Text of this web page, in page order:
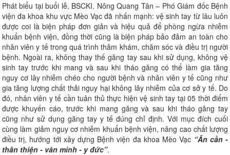
Phát biểu tại buổi lễ, BSCKI. Nông Quang Tân – Phó Giám đốc Bệnh
viện đa khoa khu vực Mèo Vạc đã nhấn mạnh: vệ sinh tay từ lâu luôn
được coi là biện pháp đơn giản và hiệu quả để phòng ngừa nhiễm
khuẩn bệnh viện, đồng thời cũng là biện pháp bảo đảm an toàn cho
nhân viên y tế trong quá trình thăm khám, chăm sóc và điều trị người
bệnh. Ngoài ra, không thay thế găng tay sau khi sử dụng, không vệ
sinh tay trước khi mang và sau khi tháo găng có thể làm gia tăng
nguy cơ lây nhiễm chéo cho người bệnh và nhân viên y tế cũng như
gia tăng lượng chất thải nguy hại không lây nhiễm của cơ sở y tế. Do
đó, nhân viên y tế cần tuân thủ thực hiện vệ sinh tay tại 05 thời điểm
được khuyến cáo, trước khi mang găng và sau khi tháo găng tay
cũng như sử dụng găng tay y tế đúng chỉ định. Với mục đích cuối
cùng làm giảm nguy cơ nhiễm khuẩn bệnh viện, nâng cao chất lượng
điều trị, hướng tới xây dựng Bệnh viện đa khoa Mèo Vạc “Ân cần -
thân thiện - văn minh - y đức”.